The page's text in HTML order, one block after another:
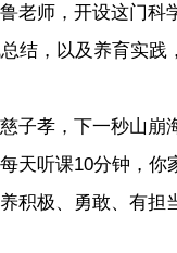
老师，开设这门科
结，以及养育实践
子孝，下一秒山崩
天听课10分钟，你
积极、勇敢、有担